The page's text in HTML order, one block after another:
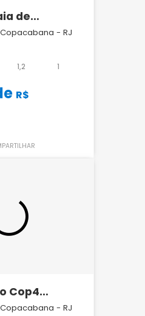
de
|
para
- RJ
1,2 1
R$
Cop4
- RJ